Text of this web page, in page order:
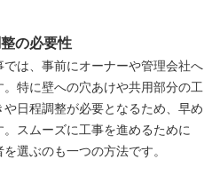
の必要性
は、事前にオーナーや管理会社へ
特に壁への穴あけや共用部分の工
日程調整が必要となるため、早め
スムーズに工事を進めるために
選ぶのも一つの方法です。